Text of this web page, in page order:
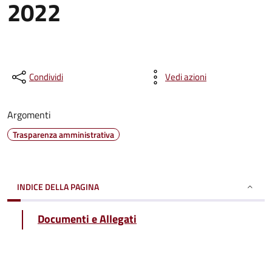
2022
Condividi Vedi azioni
Argomenti
Trasparenza amministrativa
INDICE DELLA PAGINA
Documenti e Allegati